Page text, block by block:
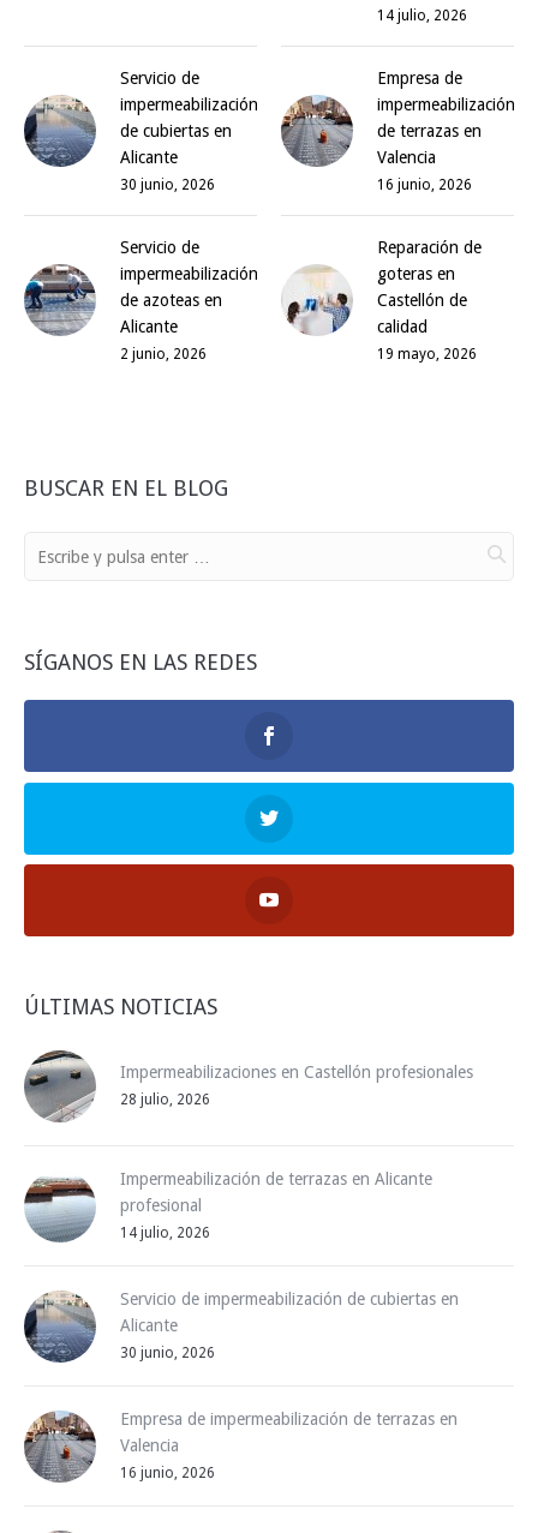
14 julio, 2026
Servicio de
impermeabilización
de cubiertas en
Alicante
30 junio, 2026
Empresa de
impermeabilización
de terrazas en
Valencia
16 junio, 2026
Servicio de
impermeabilización
de azoteas en
Alicante
2 junio, 2026
Reparación de
goteras en
Castellón de
calidad
19 mayo, 2026
BUSCAR EN EL BLOG
SÍGANOS EN LAS REDES
ÚLTIMAS NOTICIAS
Impermeabilizaciones en Castellón profesionales
28 julio, 2026
Impermeabilización de terrazas en Alicante
profesional
14 julio, 2026
Servicio de impermeabilización de cubiertas en
Alicante
30 junio, 2026
Empresa de impermeabilización de terrazas en
Valencia
16 junio, 2026